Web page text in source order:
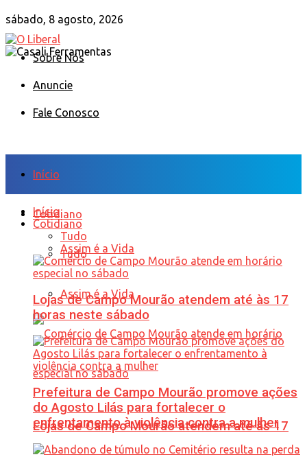
sábado, 8 agosto, 2026
Sobre Nós
Anuncie
Fale Conosco
Início
Cotidiano
Tudo
Assim é a Vida
Lojas de Campo Mourão atendem até às 17
Início
Cotidiano
Tudo
Assim é a Vida
Lojas de Campo Mourão atendem até às 17
horas neste sábado
Prefeitura de Campo Mourão promove ações
do Agosto Lilás para fortalecer o
enfrentamento à violência contra a mulher